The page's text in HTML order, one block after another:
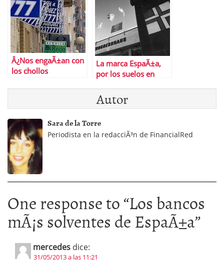
Â¿Nos engaÃ±an con
los chollos
La marca EspaÃ±a,
por los suelos en
espaÃ±oles, en la
lista confidencial de
Autor
Sara de la Torre
Periodista en la redacciÃ³n de FinancialRed
One response to “Los bancos
mÃ¡s solventes de EspaÃ±a”
mercedes dice:
31/05/2013 a las 11:21